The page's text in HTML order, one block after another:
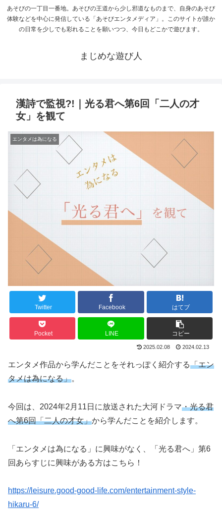
あそびの一丁目一番地。あそびの王道から少し邪道なものまで、自身のあそび
体験などを中心に発信している「あそびエンタメディア」。このサイトが誰か
の日常を少しでも彩れることを願いつつ、今日もどこかで遊びます。
まじめな遊び人
漢詩で監視?!｜光る君へ第6回「二人の才
女」を観て
エンタメは為になる
Twitter Facebook はてブ
Pocket LINE コピー
2025.02.08 2024.02.13
エンタメ作品から学んだことをそれっぽく紹介する「エン
タメは為になる」。
今回は、2024年2月11日に放送された大河ドラマ・光る君
へ第6回「二人の才女」から学んだことを紹介します。
「エンタメは為になる」に興味がなく、「光る君へ」第6
回あらすじに興味がある方はこちら！
https://leisure.good-good-life.com/entertainment-style-
hikaru-6/